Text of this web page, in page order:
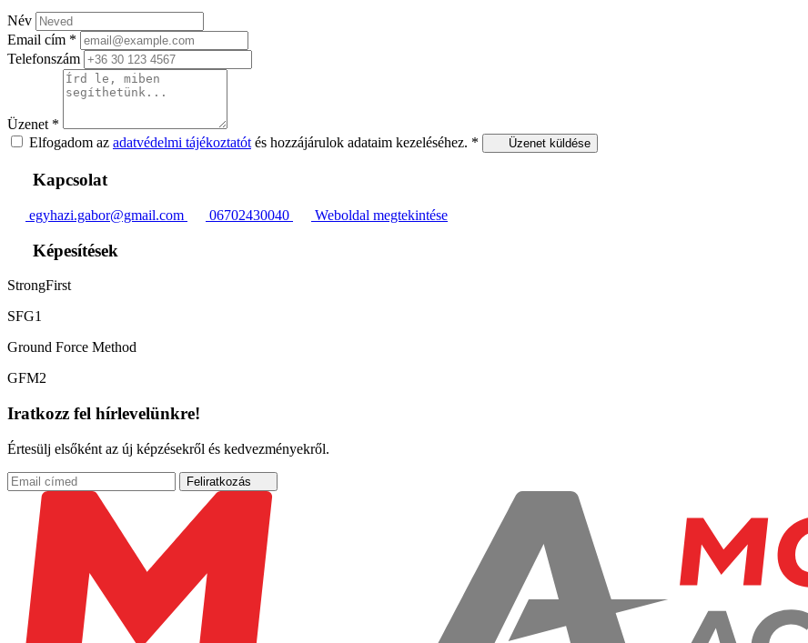
Név
Email cím *
Telefonszám
Üzenet *
Elfogadom az adatvédelmi tájékoztatótés hozzájárulok adataim kezeléséhez. * Üzenet küldése
Kapcsolat
egyhazi.gabor@gmail.com 06702430040 Weboldal megtekintése
Képesítések
StrongFirst
SFG1
Ground Force Method
GFM2
Iratkozz fel hírlevelünkre!
Értesülj elsőként az új képzésekről és kedvezményekről.
Feliratkozás